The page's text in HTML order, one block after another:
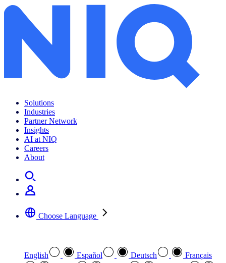
Solutions
Industries
Partner Network
Insights
AI at NIQ
Careers
About
Choose Language
English Español Deutsch
Français